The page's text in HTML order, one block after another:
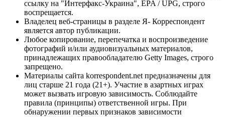
ссылку на "Интерфакс-Украина", EPA / UPG, строго
воспрещается.
Владелец веб-страницы в разделе Я- Корреспондент
является автор публикации.
Любое копирование, перепечатка и воспроизведение
фотографий и/или аудиовизуальных материалов,
принадлежащих правообладателю Getty Images, строго
запрещено.
Материалы сайта korrespondent.net предназначены для
лиц старше 21 года (21+). Участие в азартных играх
может вызвать игровую зависимость. Соблюдайте
правила (принципы) ответственной игры. При
обнаружении первых признаков зависимости